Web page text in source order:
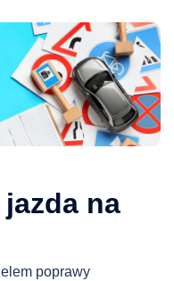
na
poprawy